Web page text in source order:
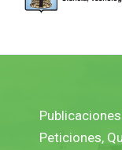
Publicaciones
Peticiones,